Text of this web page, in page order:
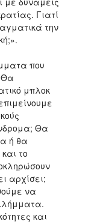
Γιατί
την
που
μπλοκ
Θα
ή θα
το
αρχίσει;
να
και